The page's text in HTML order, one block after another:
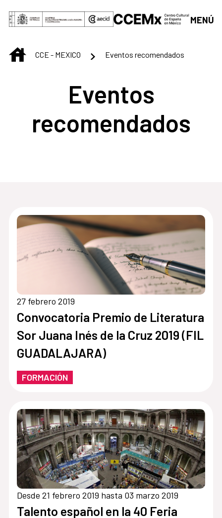
Saltar al contenido principal
MENÚ
INICIOCCE - MEXICO Eventos recomendados
Eventos
recomendados
27 febrero 2019
Convocatoria Premio de Literatura
Sor Juana Inés de la Cruz 2019 (FIL
GUADALAJARA)
FORMACIÓN
Desde 21 febrero 2019 hasta 03 marzo 2019
Talento español en la 40 Feria